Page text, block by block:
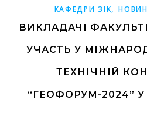
КАФЕДРИ ЗІК,
ВИКЛАДАЧІ
УЧАСТЬ У
ТЕХНІЧНІЙ
“ГЕОФОРУМ-2024”